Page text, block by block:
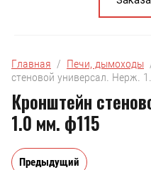
Главная
  /
Печи, дымоходы
стеновой универсал. Нерж.
Кронштейн
1.0 мм. ф115
Предыдущий